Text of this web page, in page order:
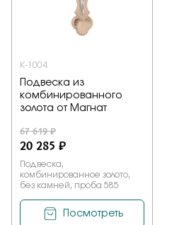
К-1004
Подвеска из
комбинированного
золота от Магнат
67 619 ₽
20 285 ₽
Подвеска,
комбинированное золото,
без камней, проба 585
Посмотреть
Заказать
Подтверждаю, что я ознакомлен и
политики конфиденциальности